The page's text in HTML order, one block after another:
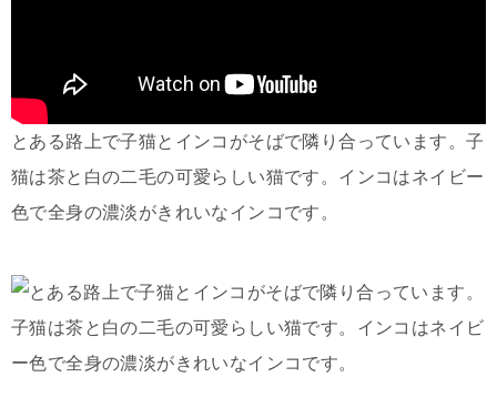
とある路上で子猫とインコがそばで隣り合っています。子
猫は茶と白の二毛の可愛らしい猫です。インコはネイビー
色で全身の濃淡がきれいなインコです。